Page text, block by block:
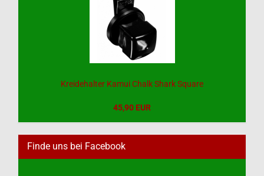
Kreidehalter Kamui Chalk Shark Square
45,90 EUR
Finde uns bei Facebook